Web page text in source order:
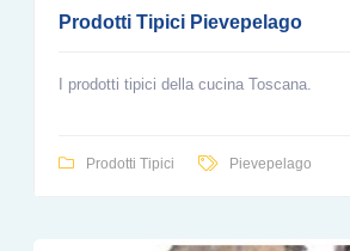
Prodotti Tipici Pievepelago
I prodotti tipici della cucina Toscana.
Prodotti Tipici Pievepelago